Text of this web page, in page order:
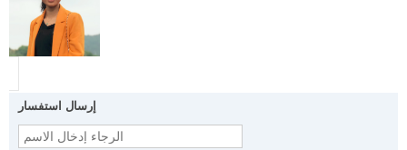
إرسال استفسار